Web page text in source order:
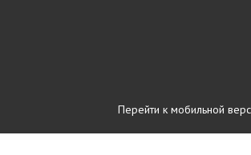
Перейти к мобильной